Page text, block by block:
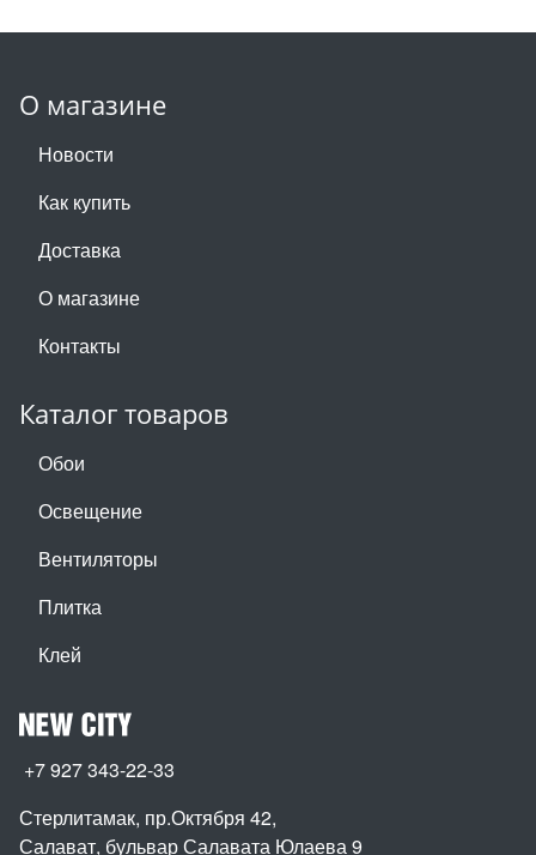
О магазине
Новости
Как купить
Доставка
О магазине
Контакты
Каталог товаров
Обои
Освещение
Вентиляторы
Плитка
Клей
+7 927 343-22-33
Стерлитамак, пр.Октября 42,
Салават, бульвар Салавата Юлаева 9